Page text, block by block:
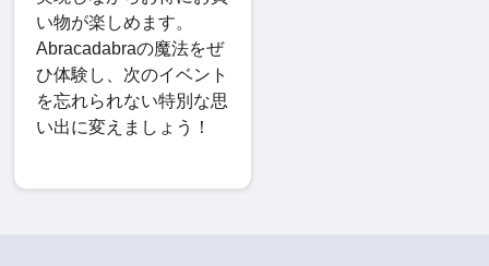
い物が楽しめます。
Abracadabraの魔法をぜ
ひ体験し、次のイベント
を忘れられない特別な思
い出に変えましょう！